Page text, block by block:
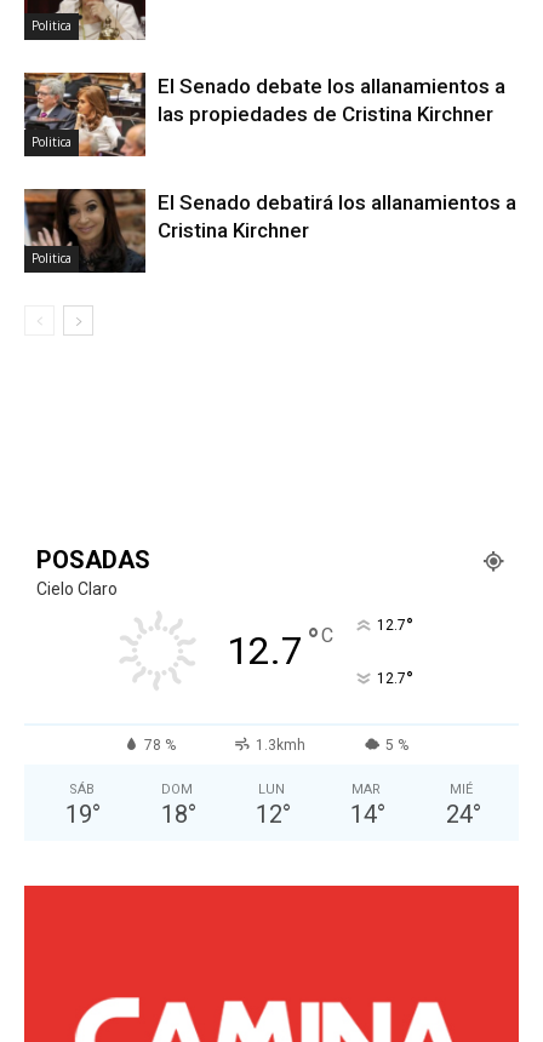
Politica
Politica
El Senado debate los allanamientos a
las propiedades de Cristina Kirchner
Politica
El Senado debatirá los allanamientos a
Cristina Kirchner
POSADAS
Cielo Claro
12.7 °C 12.7°
12.7°
78 % 1.3kmh 5 %
SÁB
19°
DOM
18°
LUN
12°
MAR
14°
MIÉ
24°